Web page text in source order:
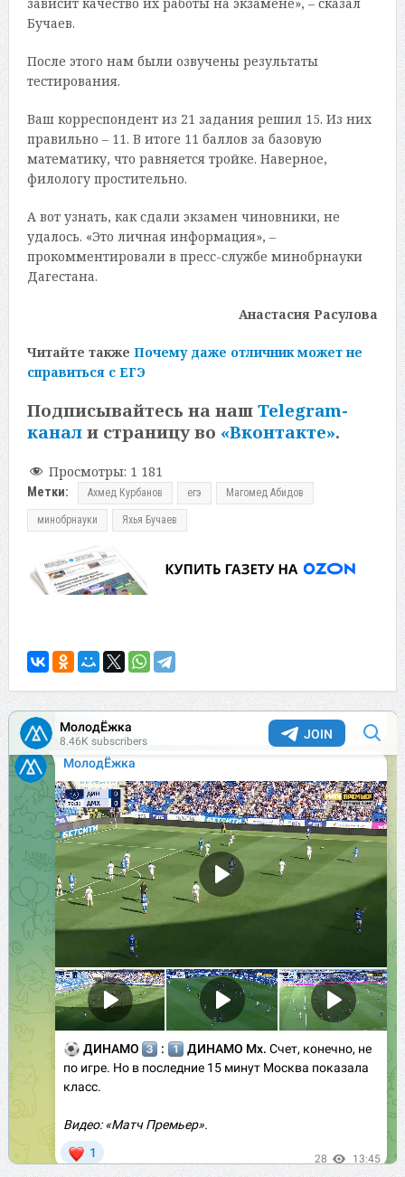
Бучаев.
После этого нам были озвучены результаты
тестирования.
Ваш корреспондент из 21 задания решил 15. Из них
правильно – 11. В итоге 11 баллов за базовую
математику, что равняется тройке. Наверное,
филологу простительно.
А вот узнать, как сдали экзамен чиновники, не
удалось. «Это личная информация», –
прокомментировали в пресс-службе минобрнауки
Дагестана.
Анастасия Расулова
Читайте также Почему даже отличник может не
справиться с ЕГЭ
Подписывайтесь на наш Telegram-
канали страницу во «Вконтакте».
Просмотры: 1 181
Метки: Ахмед Курбанов егэ Магомед Абидов
минобрнауки Яхья Бучаев